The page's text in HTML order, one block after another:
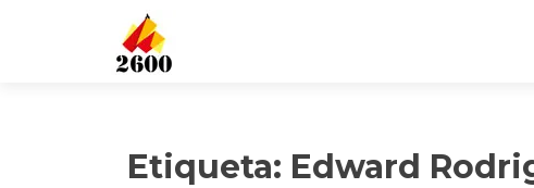
Etiqueta: Edward